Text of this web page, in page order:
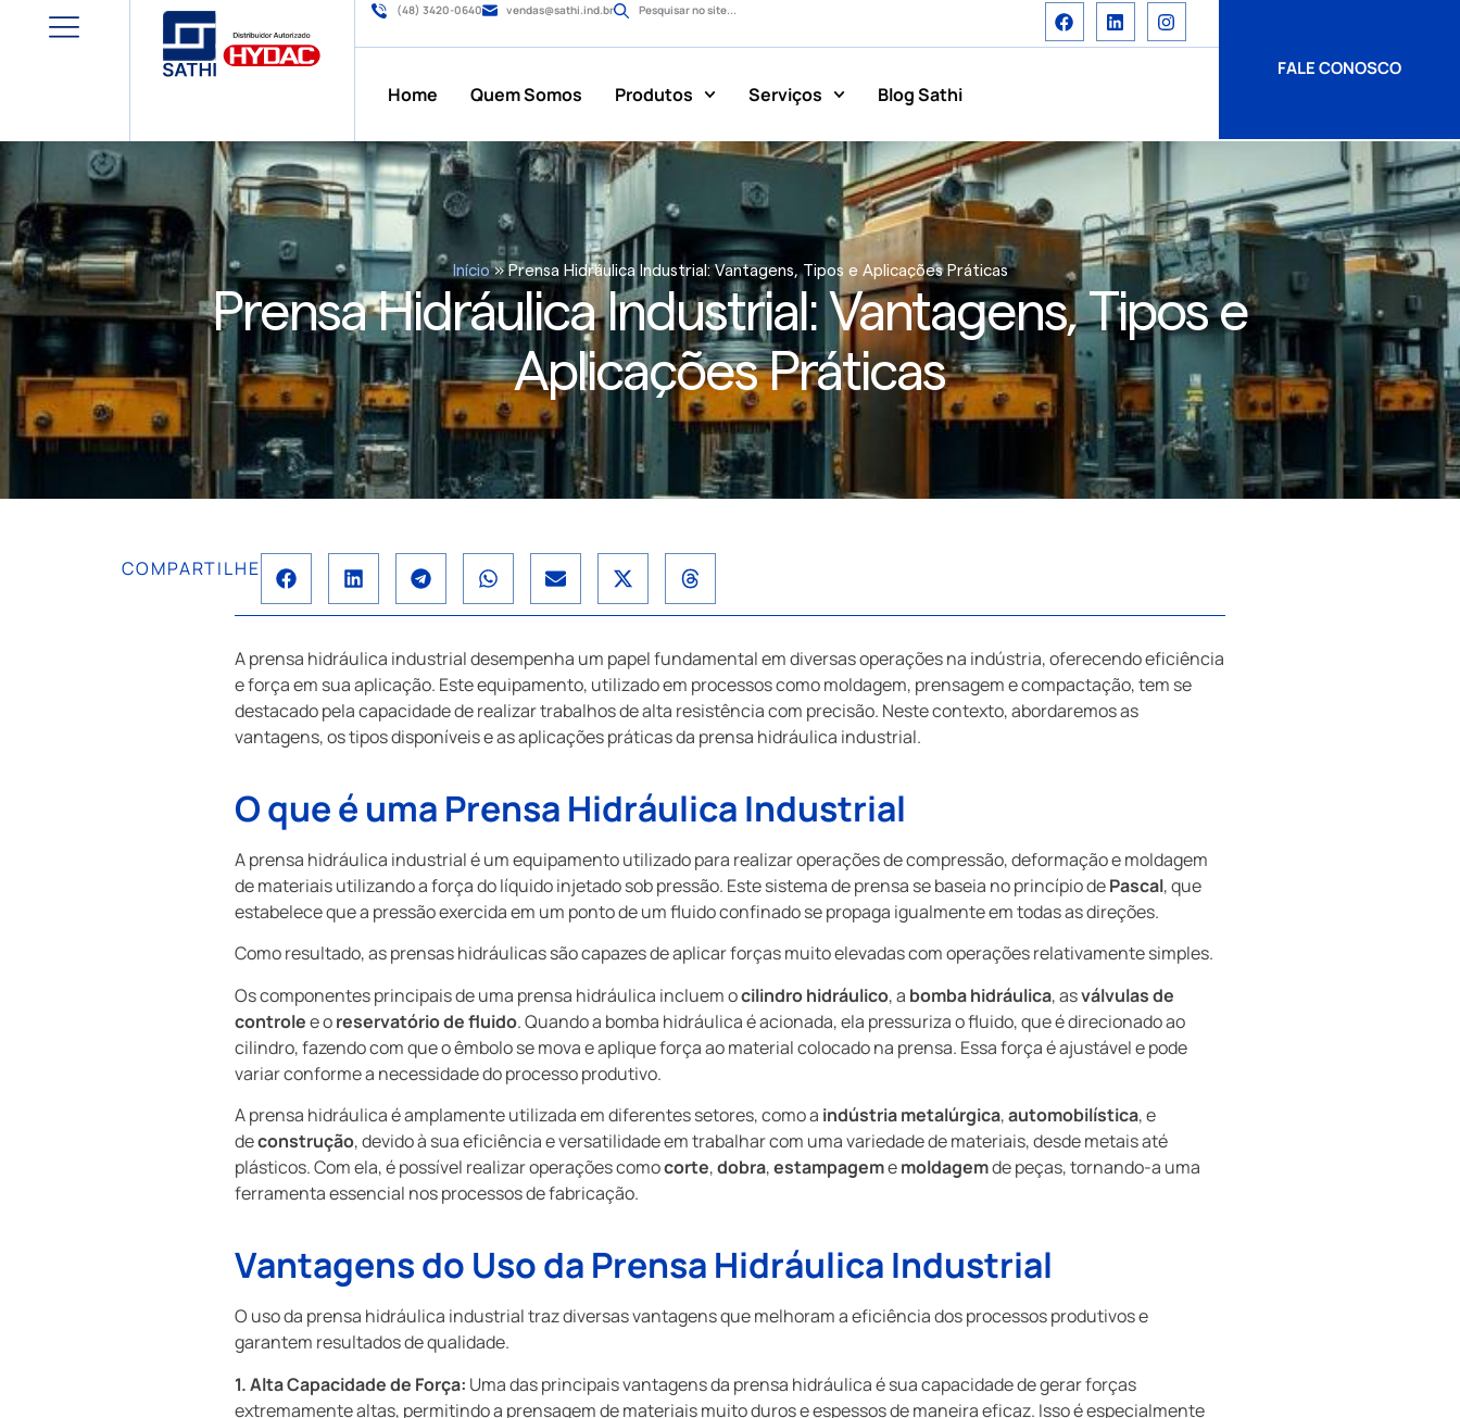
(48) 3420-0640 vendas@sathi.ind.br Pesquisar no site...
Home Quem Somos Produtos Serviços Blog Sathi
FALE CONOSCO
Início»Prensa Hidráulica Industrial: Vantagens, Tipos e Aplicações Práticas
Prensa Hidráulica Industrial: Vantagens, Tipos e
Aplicações Práticas
COMPARTILHE
A prensa hidráulica industrial desempenha um papel fundamental em diversas operações na indústria, oferecendo eficiência
e força em sua aplicação. Este equipamento, utilizado em processos como moldagem, prensagem e compactação, tem se
destacado pela capacidade de realizar trabalhos de alta resistência com precisão. Neste contexto, abordaremos as
vantagens, os tipos disponíveis e as aplicações práticas da prensa hidráulica industrial.
O que é uma Prensa Hidráulica Industrial
A prensa hidráulica industrial é um equipamento utilizado para realizar operações de compressão, deformação e moldagem
de materiais utilizando a força do líquido injetado sob pressão. Este sistema de prensa se baseia no princípio dePascal, que
estabelece que a pressão exercida em um ponto de um fluido confinado se propaga igualmente em todas as direções.
Como resultado, as prensas hidráulicas são capazes de aplicar forças muito elevadas com operações relativamente simples.
Os componentes principais de uma prensa hidráulica incluem ocilindro hidráulico, a bomba hidráulica, asválvulas de
controlee oreservatório de fluido. Quando a bomba hidráulica é acionada, ela pressuriza o fluido, que é direcionado ao
cilindro, fazendo com que o êmbolo se mova e aplique força ao material colocado na prensa. Essa força é ajustável e pode
variar conforme a necessidade do processo produtivo.
A prensa hidráulica é amplamente utilizada em diferentes setores, como a indústria metalúrgica,automobilística, e
deconstrução, devido à sua eficiência e versatilidade em trabalhar com uma variedade de materiais, desde metais até
plásticos. Com ela, é possível realizar operações comocorte,dobra,estampagememoldagemde peças, tornando-a uma
ferramenta essencial nos processos de fabricação.
Vantagens do Uso da Prensa Hidráulica Industrial
O uso da prensa hidráulica industrial traz diversas vantagens que melhoram a eficiência dos processos produtivos e
garantem resultados de qualidade.
1. Alta Capacidade de Força: Uma das principais vantagens da prensa hidráulica é sua capacidade de gerar forças
extremamente altas, permitindo a prensagem de materiais muito duros e espessos de maneira eficaz. Isso é especialmente